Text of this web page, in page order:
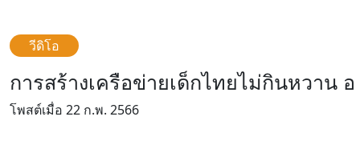
วีดิโอ
การสร้างเครือข่ายเด็กไทยไม่กินหวาน
โพสต์เมื่อ 22 ก.พ. 2566